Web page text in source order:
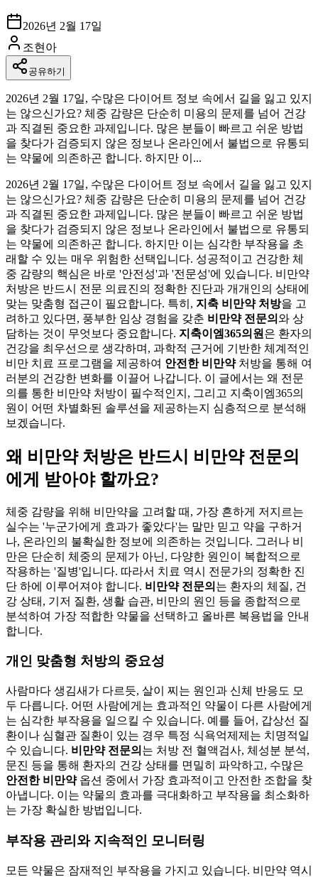
2026년 2월 17일
조현아
공유하기
2026년 2월 17일, 수많은 다이어트 정보 속에서 길을 잃고 있지
는 않으신가요? 체중 감량은 단순히 미용의 문제를 넘어 건강
과 직결된 중요한 과제입니다. 많은 분들이 빠르고 쉬운 방법
을 찾다가 검증되지 않은 정보나 온라인에서 불법으로 유통되
는 약물에 의존하곤 합니다. 하지만 이...
2026년 2월 17일, 수많은 다이어트 정보 속에서 길을 잃고 있지
는 않으신가요? 체중 감량은 단순히 미용의 문제를 넘어 건강
과 직결된 중요한 과제입니다. 많은 분들이 빠르고 쉬운 방법
을 찾다가 검증되지 않은 정보나 온라인에서 불법으로 유통되
는 약물에 의존하곤 합니다. 하지만 이는 심각한 부작용을 초
래할 수 있는 매우 위험한 선택입니다. 성공적이고 건강한 체
중 감량의 핵심은 바로 '안전성'과 '전문성'에 있습니다. 비만약
처방은 반드시 전문 의료진의 정확한 진단과 개개인의 상태에
맞는 맞춤형 접근이 필요합니다. 특히, 지축 비만약 처방을 고
려하고 있다면, 풍부한 임상 경험을 갖춘 비만약 전문의 와 상
담하는 것이 무엇보다 중요합니다. 지축이엠365의원 은 환자의
건강을 최우선으로 생각하며, 과학적 근거에 기반한 체계적인
비만 치료 프로그램을 제공하여 안전한 비만약처방을 통해 여
러분의 건강한 변화를 이끌어 나갑니다. 이 글에서는 왜 전문
의를 통한 비만약 처방이 필수적인지, 그리고 지축이엠365의
원이 어떤 차별화된 솔루션을 제공하는지 심층적으로 분석해
보겠습니다.
왜 비만약 처방은 반드시 비만약 전문의
에게 받아야 할까요?
체중 감량을 위해 비만약을 고려할 때, 가장 흔하게 저지르는
실수는 '누군가에게 효과가 좋았다'는 말만 믿고 약을 구하거
나, 온라인의 불확실한 정보에 의존하는 것입니다. 그러나 비
만은 단순히 체중의 문제가 아닌, 다양한 원인이 복합적으로
작용하는 '질병'입니다. 따라서 치료 역시 전문가의 정확한 진
단 하에 이루어져야 합니다. 비만약 전문의 는 환자의 체질, 건
강 상태, 기저 질환, 생활 습관, 비만의 원인 등을 종합적으로
분석하여 가장 적합한 약물을 선택하고 올바른 복용법을 안내
합니다.
개인 맞춤형 처방의 중요성
사람마다 생김새가 다르듯, 살이 찌는 원인과 신체 반응도 모
두 다릅니다. 어떤 사람에게는 효과적인 약물이 다른 사람에게
는 심각한 부작용을 일으킬 수 있습니다. 예를 들어, 갑상선 질
환이나 심혈관 질환이 있는 경우 특정 식욕억제제는 치명적일
수 있습니다. 비만약 전문의 는 처방 전 혈액검사, 체성분 분석,
문진 등을 통해 환자의 건강 상태를 면밀히 파악하고, 수많은
안전한 비만약옵션 중에서 가장 효과적이고 안전한 조합을 찾
아냅니다. 이는 약물의 효과를 극대화하고 부작용을 최소화하
는 가장 확실한 방법입니다.
부작용 관리와 지속적인 모니터링
모든 약물은 잠재적인 부작용을 가지고 있습니다. 비만약 역시